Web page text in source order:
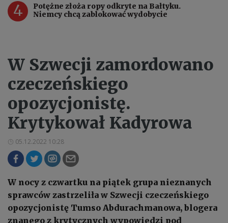
4
Potężne złoża ropy odkryte na Bałtyku.
Niemcy chcą zablokować wydobycie
W Szwecji zamordowano
czeczeńskiego
opozycjonistę.
Krytykował Kadyrowa
05.12.2022 10:28
W nocy z czwartku na piątek grupa nieznanych
sprawców zastrzeliła w Szwecji czeczeńskiego
opozycjonistę Tumso Abdurachmanowa, blogera
znanego z krytycznych wypowiedzi pod